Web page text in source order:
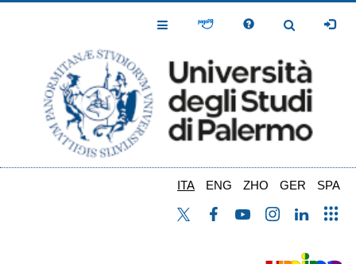
Toggle
Toggle
ITA ENG ZHO GER SPA